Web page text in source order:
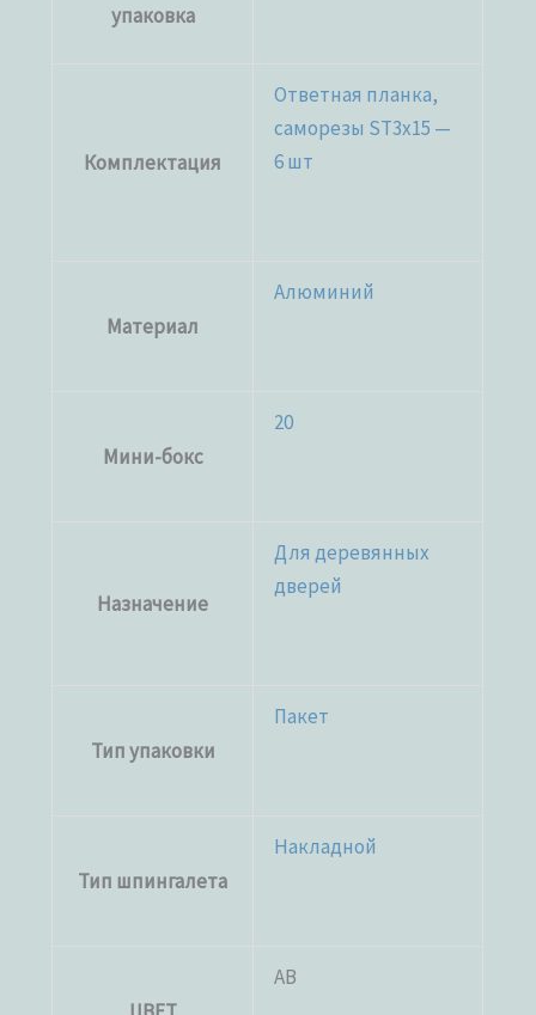
упаковка
Комплектация
Ответная планка,
саморезы ST3x15 —
6 шт
Материал
Алюминий
Мини-бокс
20
Назначение
Для деревянных
дверей
Тип упаковки
Пакет
Тип шпингалета
Накладной
AB